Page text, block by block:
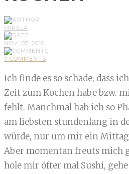
MIRELA
NOV, 07, 2010
7 COMMENTS
Ich finde es so schade, dass
Zeit zum Kochen habe bzw.
fehlt. Manchmal hab ich so
am liebsten stundenlang in
würde, nur um mir ein
Aber momentan freuts mich
hole mir öfter mal Sushi,